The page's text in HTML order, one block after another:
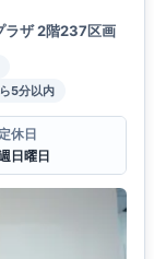
ラザ 2階237区画
5分以内
定休日
日曜日